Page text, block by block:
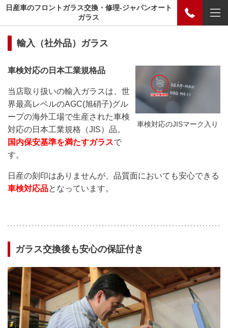
日産車のフロントガラス交換・修理-ジャパンオート
ガラス
輸入（社外品）ガラス
車検対応のJISマーク入り
車検対応の日本工業規格品
当店取り扱いの輸入ガラスは、世
界最高レベルのAGC(旭硝子)グル
ープの海外工場で生産された車検
対応の日本工業規格（JIS）品。
国内保安基準を満たすガラスで
す。
日産の刻印はありませんが、品質面においても安心できる
車検対応品となっています。
ガラス交換後も安心の保証付き